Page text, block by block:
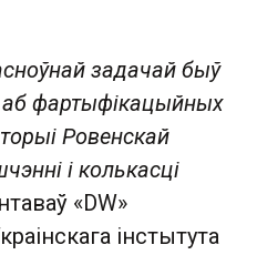
задачай быў
аб фартыфікацыйных
Ровенскай
і колькасці
«DW»
інстытута